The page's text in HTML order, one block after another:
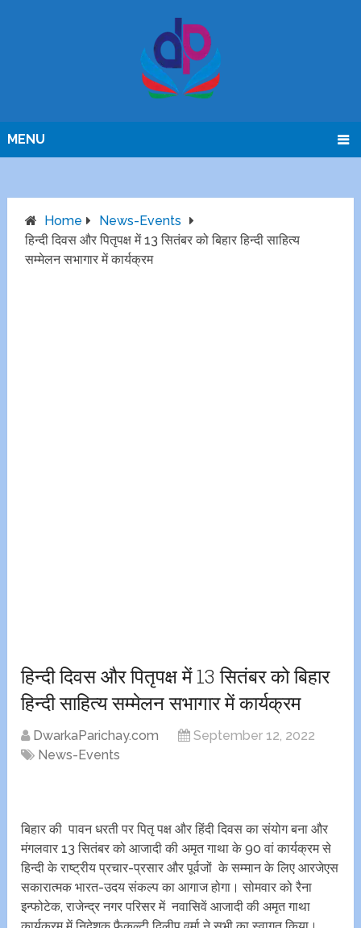
MENU
Home
News-Events
हिन्दी दिवस और पितृपक्ष में 13 सितंबर को बिहार हिन्दी साहित्य
सम्मेलन सभागार में कार्यक्रम
हिन्दी दिवस और पितृपक्ष में 13 सितंबर को बिहार
हिन्दी साहित्य सम्मेलन सभागार में कार्यक्रम
DwarkaParichay.com
September 12, 2022
News-Events
बिहार की पावन धरती पर पितृ पक्ष और हिंदी दिवस का संयोग बना और
मंगलवार 13 सितंबर को आजादी की अमृत गाथा के 90 वां कार्यक्रम से
हिन्दी के राष्ट्रीय प्रचार-प्रसार और पूर्वजों के सम्मान के लिए आरजेएस
सकारात्मक भारत-उदय संकल्प का आगाज होगा। सोमवार को रैना
इन्फोटेक, राजेन्द्र नगर परिसर में नवासिवें आजादी की अमृत गाथा